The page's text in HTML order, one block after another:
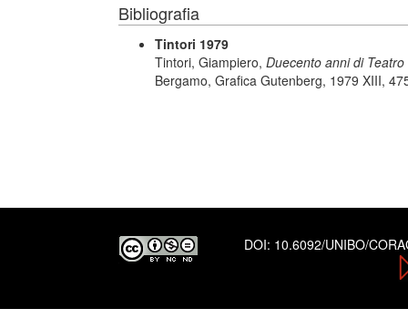
Bibliografia
Tintori 1979
Tintori, Giampiero, Duecento anni di
Bergamo, Grafica Gutenberg, 1979 XIII,
DOI: 10.6092/UNIBO/